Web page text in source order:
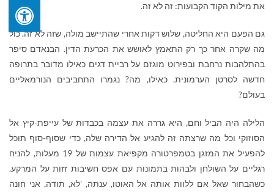
את מילות הקוד הקבועות: זה לא זה.
גם הפעם היא החליטה, שלוש דקות אחרי שהתיישב מולה, שזה לא זה. כול
מה שקרה אחר כך רק התאמץ לאושש את הכרעת הדין. הבנאדם סיפר
בהתלהבות נרחבת ובפירוט מוגזם על רביית דגים כאילו מדובר בתרופה
חדשה לסרטן הערמונית. כאילו, מה? נגמרו התחביבים הנורמאליים
בעולם?
הלילה היה הביל וחם, היא גררה את עצמה בכבדות של עייפת-קיץ אל
הסוזוקי וכל מה שרצתה זה להגיע אל הדירה שלה, כדי שסוף-סוף תוכל
להפעיל את המזגן בטמפרטורה מקפיאת עצמות של 19 מעלות, להניח
רגליים על השולחן ולבהות בתמונות עם אפס חשיבות זזות על המרקע.
כשהבחור שאל אם ללוות אותה אל האוטו, ענתה, 'לא, תודה, אני חונה